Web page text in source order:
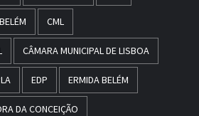
CML
CÂMARA MUNICIPAL DE LISBOA
EDP ERMIDA BELÉM
DA CONCEIÇÃO